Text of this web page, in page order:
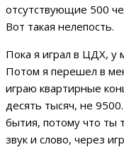
отсутствующие 500
Вот такая нелепость.
Пока я играл в ЦДХ, у
Потом я перешел в
играю квартирные
десять тысяч, не
бытия, потому что ты
звук и слово, через